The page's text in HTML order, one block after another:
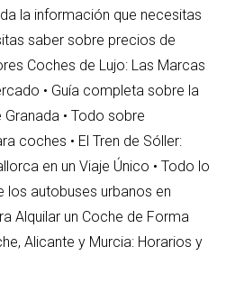
la información que necesitas
saber sobre precios de
Coches de Lujo: Las Marcas
• Guía completa sobre la
Granada • Todo sobre
coches • El Tren de Sóller:
en un Viaje Único • Todo lo
los autobuses urbanos en
Alquilar un Coche de Forma
Alicante y Murcia: Horarios y